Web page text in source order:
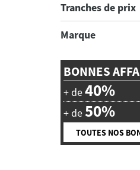
Tranches de prix
Marque
BONNES
+ de40%
+ de50%
TOUTES NOS